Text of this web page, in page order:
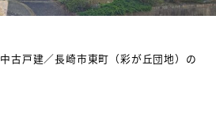
中古戸建／長崎市東町（彩が丘団地）の